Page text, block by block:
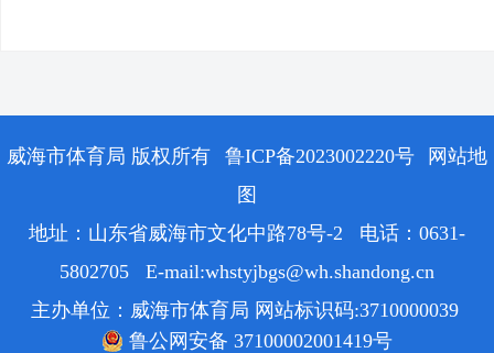
威海市体育局 版权所有 鲁ICP备2023002220号
网站地
图
地址：山东省威海市文化中路78号-2 电话：0631-
5802705 E-mail:whstyjbgs@wh.shandong.cn
主办单位：威海市体育局 网站标识码:3710000039
鲁公网安备 37100002001419号